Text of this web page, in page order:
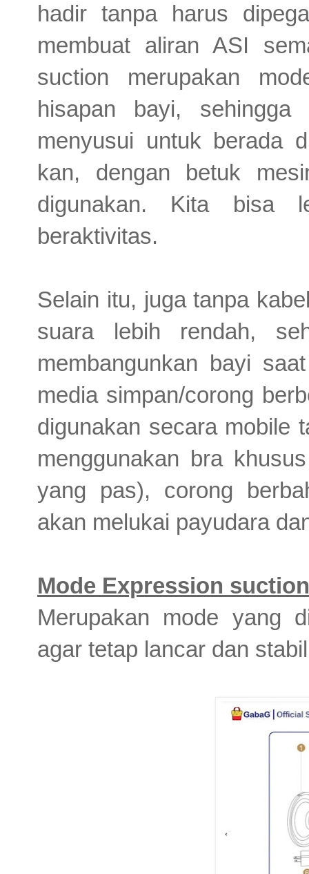
hadir tanpa harus
membuat aliran ASI
suction merupakan
hisapan bayi,
menyusui untuk berada
kan, dengan betuk
digunakan. Kita bisa
beraktivitas.
Selain itu, juga tanpa
suara lebih rendah,
membangunkan bayi
media simpan/corong
digunakan secara mobile
menggunakan bra
yang pas), corong
akan melukai payudara
Mode Expression suction
Merupakan mode yang
agar tetap lancar dan